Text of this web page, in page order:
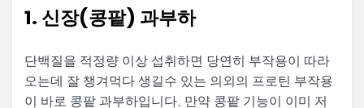
1. 신장(콩팥) 과부하
단백질을 적정량 이상 섭취하면 당연히 부작용이 따라
오는데 잘 챙겨먹다 생길수 있는 의외의 프로틴 부작용
이 바로 콩팥 과부하입니다. 만약 콩팥 기능이 이미 저